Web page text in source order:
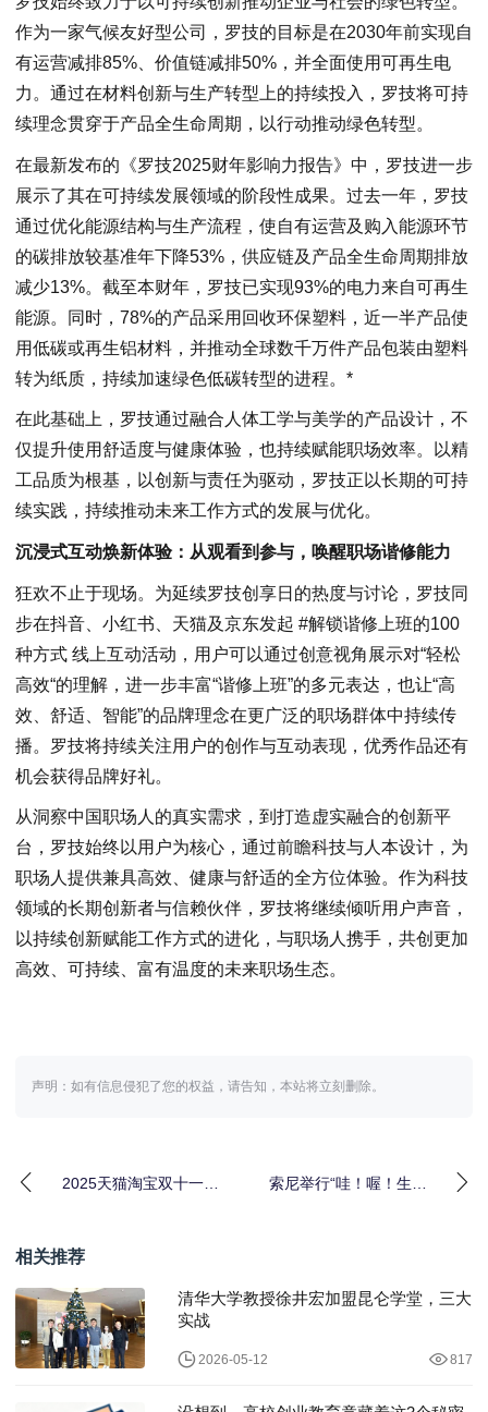
作为一家气候友好型公司，罗技的目标是在2030年前实现自
有运营减排85%、价值链减排50%，并全面使用可再生电
力。通过在材料创新与生产转型上的持续投入，罗技将可持
续理念贯穿于产品全生命周期，以行动推动绿色转型。
在最新发布的《罗技2025财年影响力报告》中，罗技进一步
展示了其在可持续发展领域的阶段性成果。过去一年，罗技
通过优化能源结构与生产流程，使自有运营及购入能源环节
的碳排放较基准年下降53%，供应链及产品全生命周期排放
减少13%。截至本财年，罗技已实现93%的电力来自可再生
能源。同时，78%的产品采用回收环保塑料，近一半产品使
用低碳或再生铝材料，并推动全球数千万件产品包装由塑料
转为纸质，持续加速绿色低碳转型的进程。*
在此基础上，罗技通过融合人体工学与美学的产品设计，不
仅提升使用舒适度与健康体验，也持续赋能职场效率。以精
工品质为根基，以创新与责任为驱动，罗技正以长期的可持
续实践，持续推动未来工作方式的发展与优化。
沉浸式互动焕新体验：从观看到参与，唤醒职场谐修能力
狂欢不止于现场。为延续罗技创享日的热度与讨论，罗技同
步在抖音、小红书、天猫及京东发起 #解锁谐修上班的100
种方式 线上互动活动，用户可以通过创意视角展示对“轻松
高效“的理解，进一步丰富“谐修上班”的多元表达，也让“高
效、舒适、智能”的品牌理念在更广泛的职场群体中持续传
播。罗技将持续关注用户的创作与互动表现，优秀作品还有
机会获得品牌好礼。
从洞察中国职场人的真实需求，到打造虚实融合的创新平
台，罗技始终以用户为核心，通过前瞻科技与人本设计，为
职场人提供兼具高效、健康与舒适的全方位体验。作为科技
领域的长期创新者与信赖伙伴，罗技将继续倾听用户声音，
以持续创新赋能工作方式的进化，与职场人携手，共创更加
高效、可持续、富有温度的未来职场生态。
声明：如有信息侵犯了您的权益，请告知，本站将立刻删除。
2025天猫淘宝双十一红
索尼举行“哇！喔！生物
相关推荐
清华大学教授徐井宏加盟昆仑学堂，三大
实战
2026-05-12 817